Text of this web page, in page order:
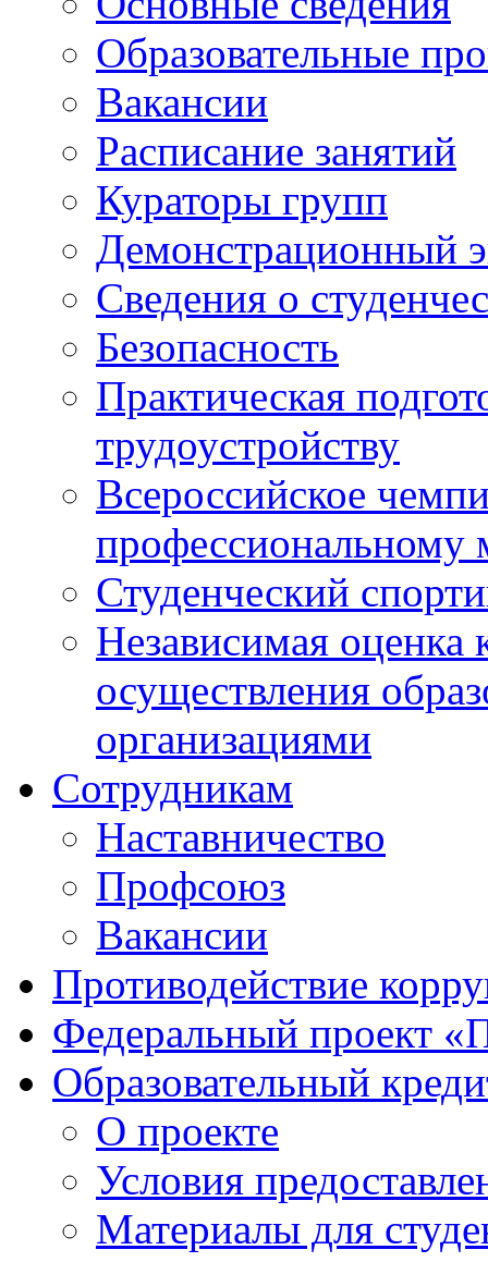
Образовательные
Вакансии
Расписание занятий
Кураторы групп
Демонстрационный
Сведения о
Безопасность
Практическая
трудоустройству
Всероссийское
профессиональному
Студенческий
Независимая оценка
осуществления
организациями
Сотрудникам
Наставничество
Профсоюз
Вакансии
Противодействие
Федеральный проект
Образовательный
О проекте
Условия
Материалы для